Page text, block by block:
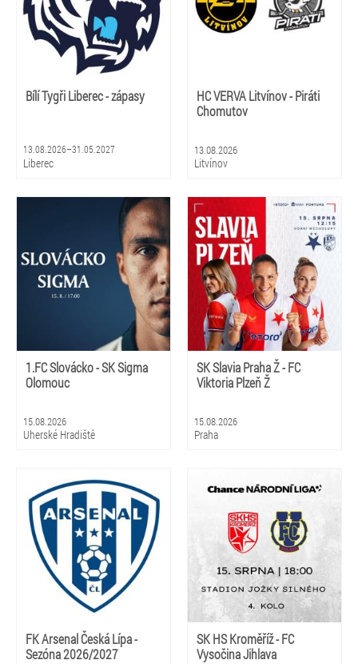
Bílí Tygři Liberec - zápasy
13.08.2026–31.05.2027
Liberec
HC VERVA Litvínov - Piráti
Chomutov
13.08.2026
Litvínov
1.FC Slovácko - SK Sigma
Olomouc
15.08.2026
Uherské Hradiště
SK Slavia Praha Ž - FC
Viktoria Plzeň Ž
15.08.2026
Praha
FK Arsenal Česká Lípa -
Sezóna 2026/2027
SK HS Kroměříž - FC
Vysočina Jihlava